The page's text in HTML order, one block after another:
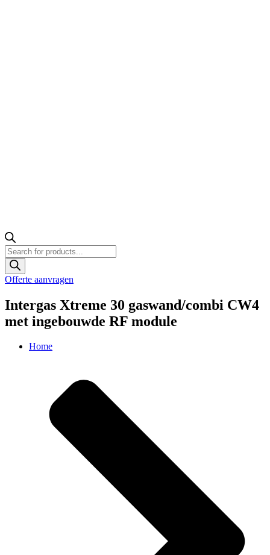
Producten
zoeken
Offerte aanvragen
Intergas Xtreme 30 gaswand/combi CW4
met ingebouwde RF module
Home